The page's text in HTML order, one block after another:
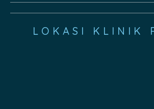
LOKASI KLINIK